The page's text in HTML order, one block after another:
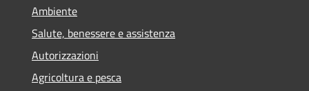
Ambiente
Salute, benessere e assistenza
Autorizzazioni
Agricoltura e pesca